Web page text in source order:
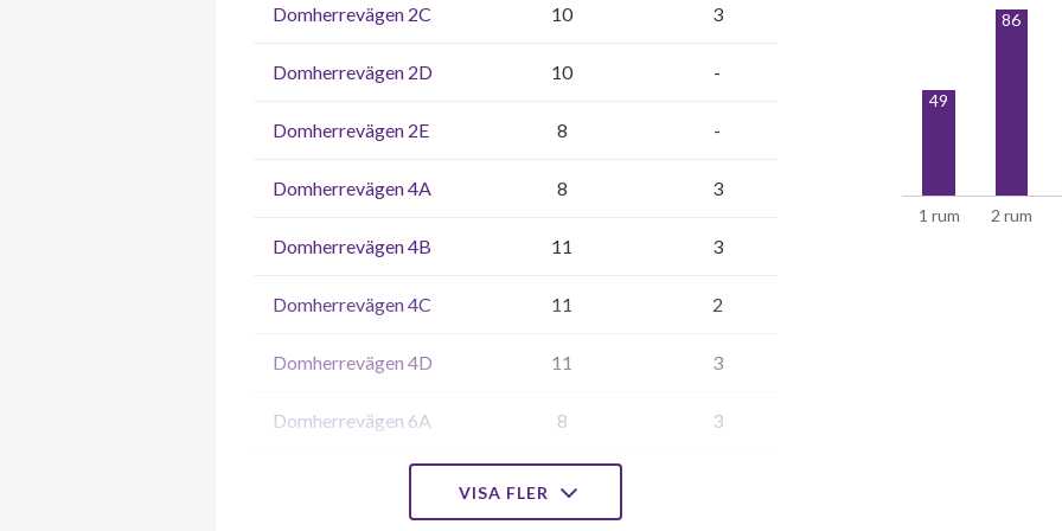
Domherrevägen 2C 10 3
Domherrevägen 2D 10 -
Domherrevägen 2E 8 -
Domherrevägen 4A 8 3
Domherrevägen 4B 11 3
Domherrevägen 4C 11 2
Domherrevägen 4D 11 3
Domherrevägen 6A 8 3
VISA FLER
1 rum 2 rum
49
86